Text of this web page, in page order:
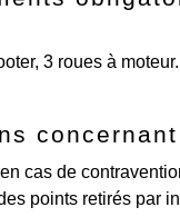
3 roues à
cas de
points retirés par